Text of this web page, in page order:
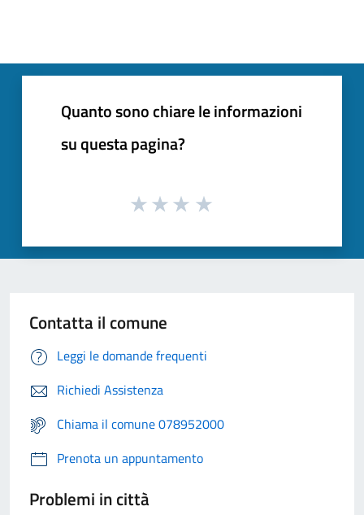
Quanto sono chiare le informazioni
su questa pagina?
Contatta il comune
Leggi le domande frequenti
Richiedi Assistenza
Chiama il comune 078952000
Prenota un appuntamento
Problemi in città